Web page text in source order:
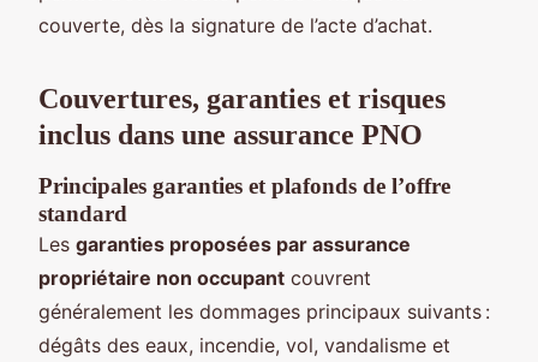
couverte, dès la signature de l’acte d’achat.
Couvertures, garanties et risques
inclus dans une assurance PNO
Principales garanties et plafonds de l’offre
standard
Les garanties proposées par assurance
propriétaire non occupant couvrent
généralement les dommages principaux suivants :
dégâts des eaux, incendie, vol, vandalisme et